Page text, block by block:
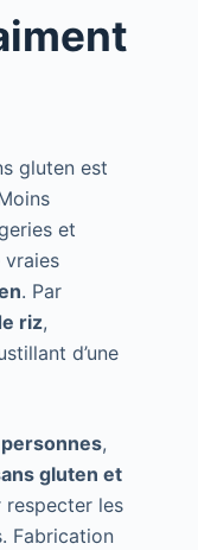
gluten est
et
vraies
. Par
riz,
d’une
,
gluten et
respecter les
Fabrication